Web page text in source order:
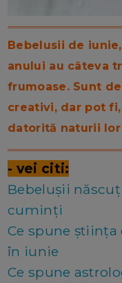
Bebelusii de
anului au câteva
frumoase. Sunt
creativi, dar pot
datorită naturii lor
- vei citi:
Bebelușii
cuminți
Ce spune
în iunie
Ce spune